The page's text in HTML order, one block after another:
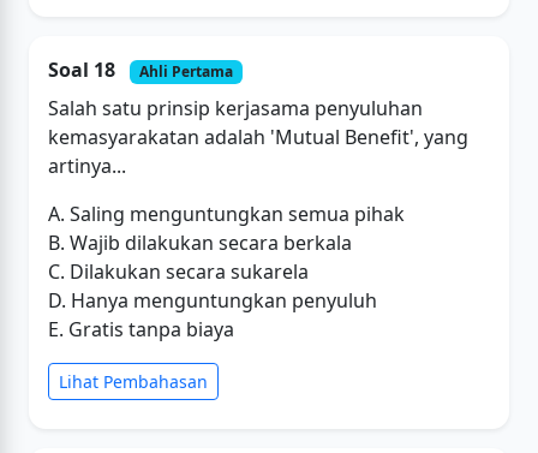
Soal 18 Ahli Pertama
Salah satu prinsip kerjasama penyuluhan
kemasyarakatan adalah 'Mutual Benefit', yang
artinya...
A. Saling menguntungkan semua pihak
B. Wajib dilakukan secara berkala
C. Dilakukan secara sukarela
D. Hanya menguntungkan penyuluh
E. Gratis tanpa biaya
Lihat Pembahasan